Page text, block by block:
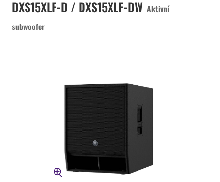
DXS15XLF-D / DXS15XLF-DW Aktivní
subwoofer